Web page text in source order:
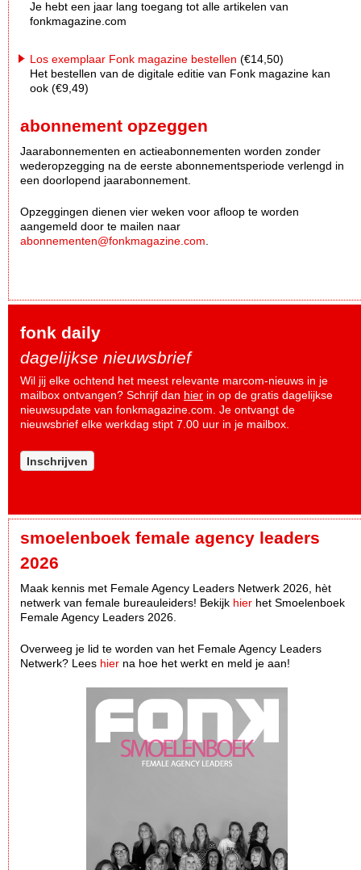
Je hebt een jaar lang toegang tot alle artikelen van
fonkmagazine.com
Los exemplaar Fonk magazine bestellen (€14,50)
Het bestellen van de digitale editie van Fonk magazine kan
ook (€9,49)
abonnement opzeggen
Jaarabonnementen en actieabonnementen worden zonder
wederopzegging na de eerste abonnementsperiode verlengd in
een doorlopend jaarabonnement.
Opzeggingen dienen vier weken voor afloop te worden
aangemeld door te mailen naar
abonnementen@fonkmagazine.com
fonk daily
dagelijkse nieuwsbrief
Wil jij elke ochtend het meest relevante marcom-nieuws in je
mailbox ontvangen? Schrijf dan hier in op de gratis dagelijkse
nieuwsupdate van fonkmagazine.com. Je ontvangt de
nieuwsbrief elke werkdag stipt 7.00 uur in je mailbox.
Inschrijven
smoelenboek female agency leaders
2026
Maak kennis met Female Agency Leaders Netwerk 2026, hèt
netwerk van female bureauleiders! Bekijk hier het Smoelenboek
Female Agency Leaders 2026.
Overweeg je lid te worden van het Female Agency Leaders
Netwerk? Lees hier na hoe het werkt en meld je aan!